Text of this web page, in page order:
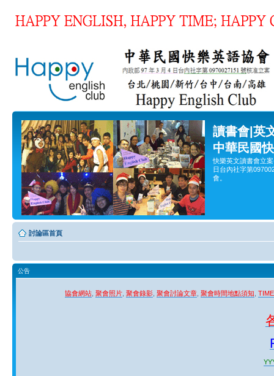
讀書會|英
中華民國
快樂英文讀書會立
日台內社字第
會。
討論區首頁
公告
協會網站 聚會照片 聚會錄影 聚會討論文章 聚會時間地點須知